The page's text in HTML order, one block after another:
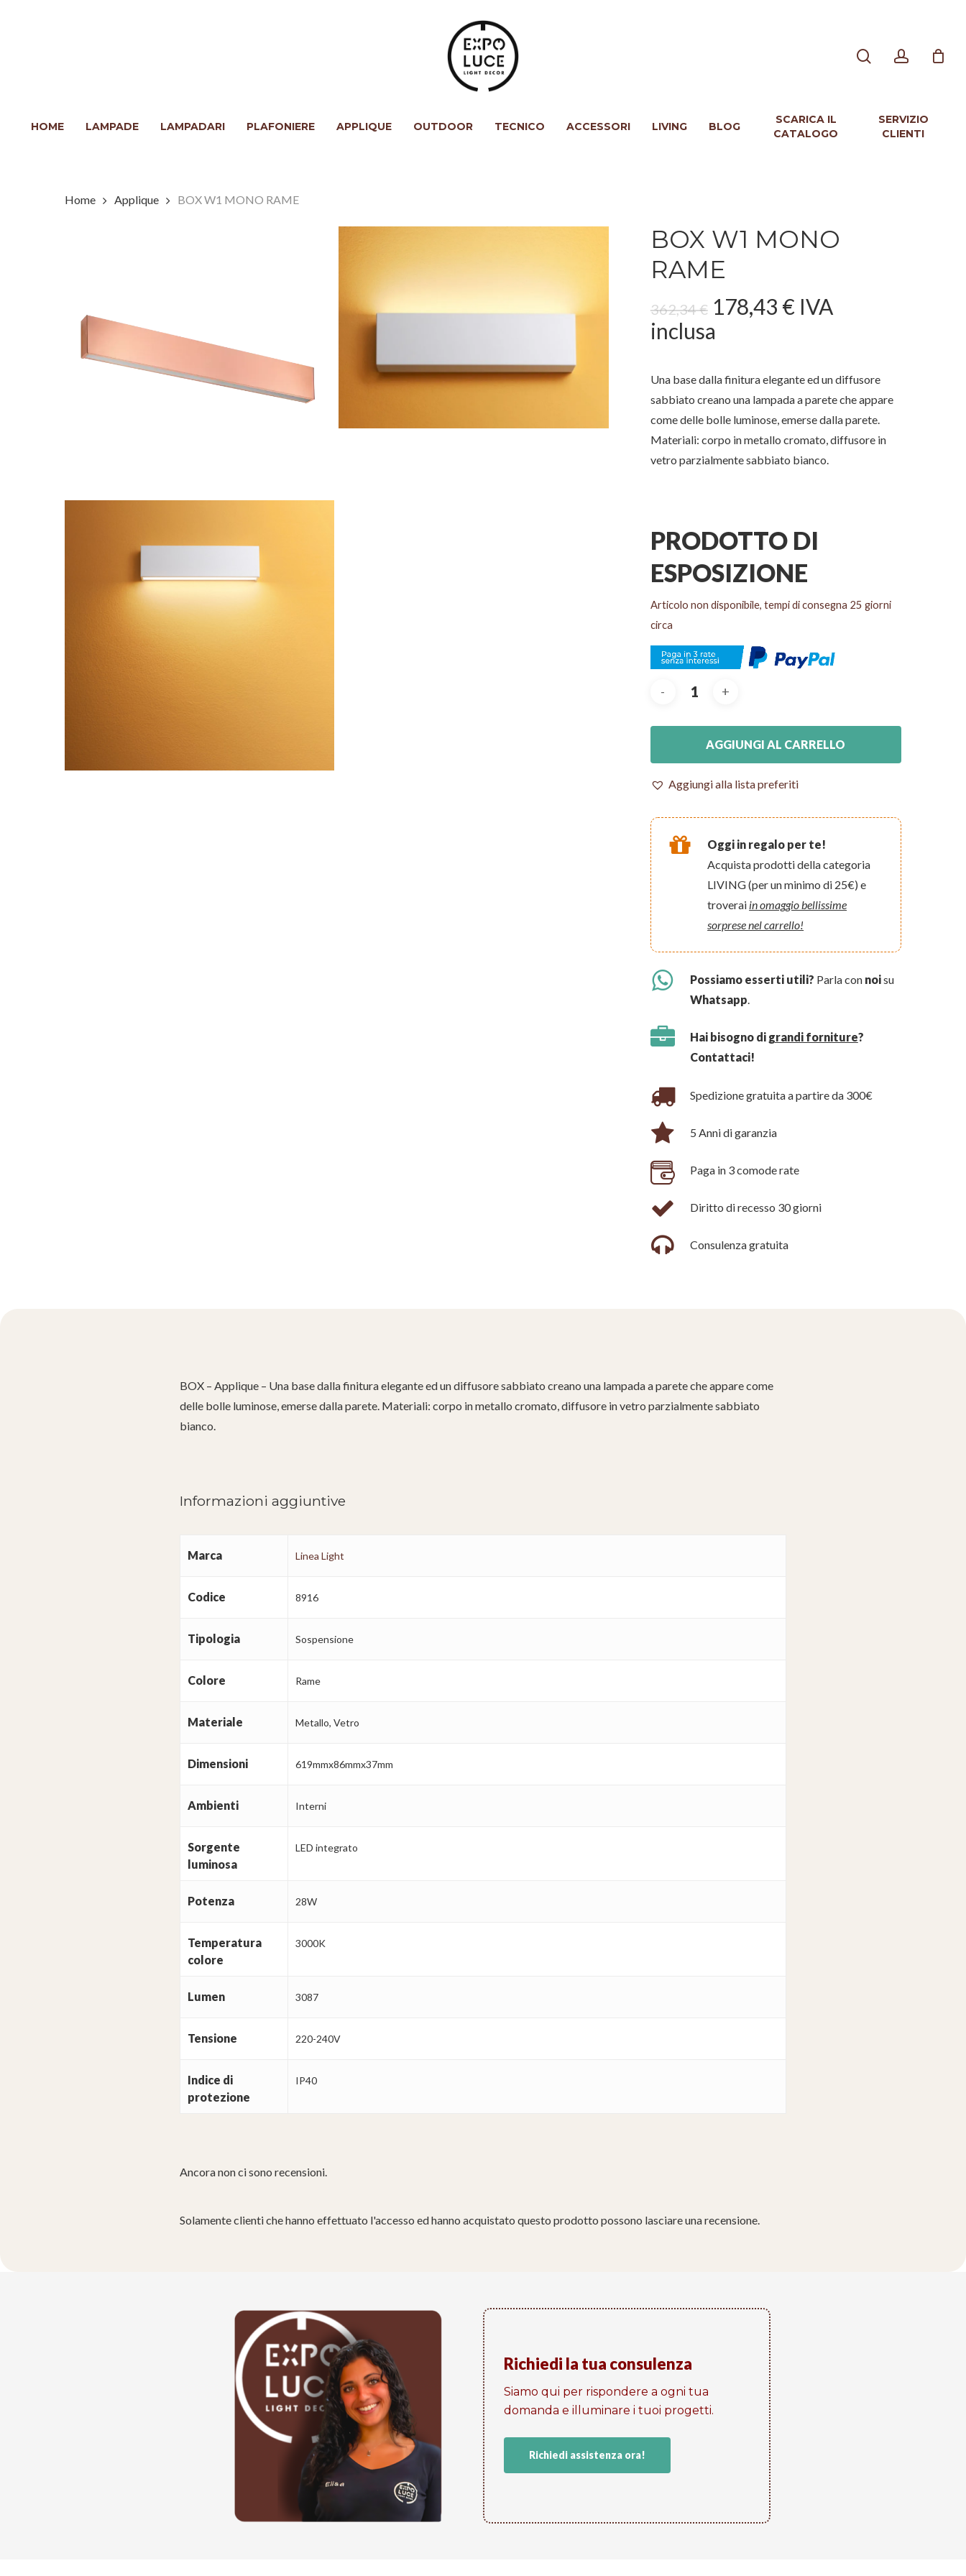
Clicca INVIO per cercare o ESC per chiudere
HOME LAMPADE LAMPADARI PLAFONIERE APPLIQUE OUTDOOR TECNICO ACCESSORI LIVING BLOG
SCARICA IL
CATALOGO
SERVIZIO
CLIENTI
Home Applique BOX W1 MONO RAME
BOX W1 MONO
RAME
362,34€ Il
prezzo
era:
362,34 €.
178,43 €Il
è:
178,43 €.
IVA
inclusa
Una base dalla finitura elegante ed un diffusore
sabbiato creano una lampada a parete che appare
come delle bolle luminose, emerse dalla parete.
Materiali: corpo in metallo cromato, diffusore in
vetro parzialmente sabbiato bianco.
PRODOTTO DI
ESPOSIZIONE
Articolo non disponibile, tempi di consegna 25 giorni
circa
AGGIUNGI AL CARRELLO
Aggiungi alla lista preferiti
Oggi in regalo per te!
Acquista prodotti della categoria
LIVING (per un minimo di 25€) e
troverai in omaggio bellissime
sorprese nel carrello!
Possiamo esserti utili? Parla con noisu
Whatsapp.
Hai bisogno di grandi forniture?
Contattaci!
Spedizione gratuita a partire da 300€
5 Anni di garanzia
Paga in 3 comode rate
Diritto di recesso 30 giorni
Consulenza gratuita
BOX – Applique – Una base dalla finitura elegante ed un diffusore sabbiato creano una lampada a parete che appare come
delle bolle luminose, emerse dalla parete. Materiali: corpo in metallo cromato, diffusore in vetro parzialmente sabbiato
bianco.
Informazioni aggiuntive
Marca Linea Light
Codice 8916
Tipologia Sospensione
Colore Rame
Materiale Metallo, Vetro
Dimensioni 619mmx86mmx37mm
Ambienti Interni
Sorgente
luminosa
LED integrato
Potenza 28W
Temperatura
colore
3000K
Lumen 3087
Tensione 220-240V
Indice di
protezione
IP40
Ancora non ci sono recensioni.
Solamente clienti che hanno effettuato l'accesso ed hanno acquistato questo prodotto possono lasciare una recensione.
Richiedi la tua consulenza
Siamo qui per rispondere a ogni tua
domanda e illuminare i tuoi progetti​.
Richiedi assistenza ora!